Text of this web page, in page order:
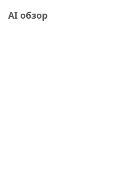
AI обзор